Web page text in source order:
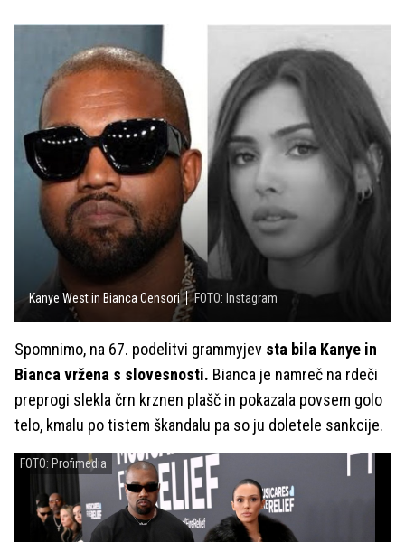
Kanye West in Bianca Censori FOTO: Instagram
Spomnimo, na 67. podelitvi grammyjev sta bila Kanye in
Bianca vržena s slovesnosti. Bianca je namreč na rdeči
preprogi slekla črn krznen plašč in pokazala povsem golo
telo, kmalu po tistem škandalu pa so ju doletele sankcije.
FOTO: Profimedia